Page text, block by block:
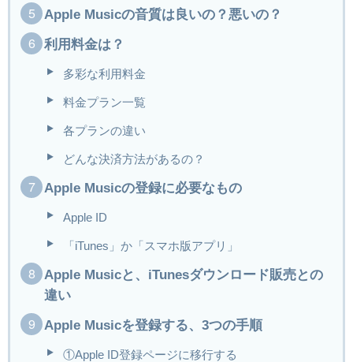
Apple Musicの音質は良いの？悪いの？
利用料金は？
多彩な利用料金
料金プラン一覧
各プランの違い
どんな決済方法があるの？
Apple Musicの登録に必要なもの
Apple ID
「iTunes」か「スマホ版アプリ」
Apple Musicと、iTunesダウンロード販売との
違い
Apple Musicを登録する、3つの手順
①Apple ID登録ページに移行する